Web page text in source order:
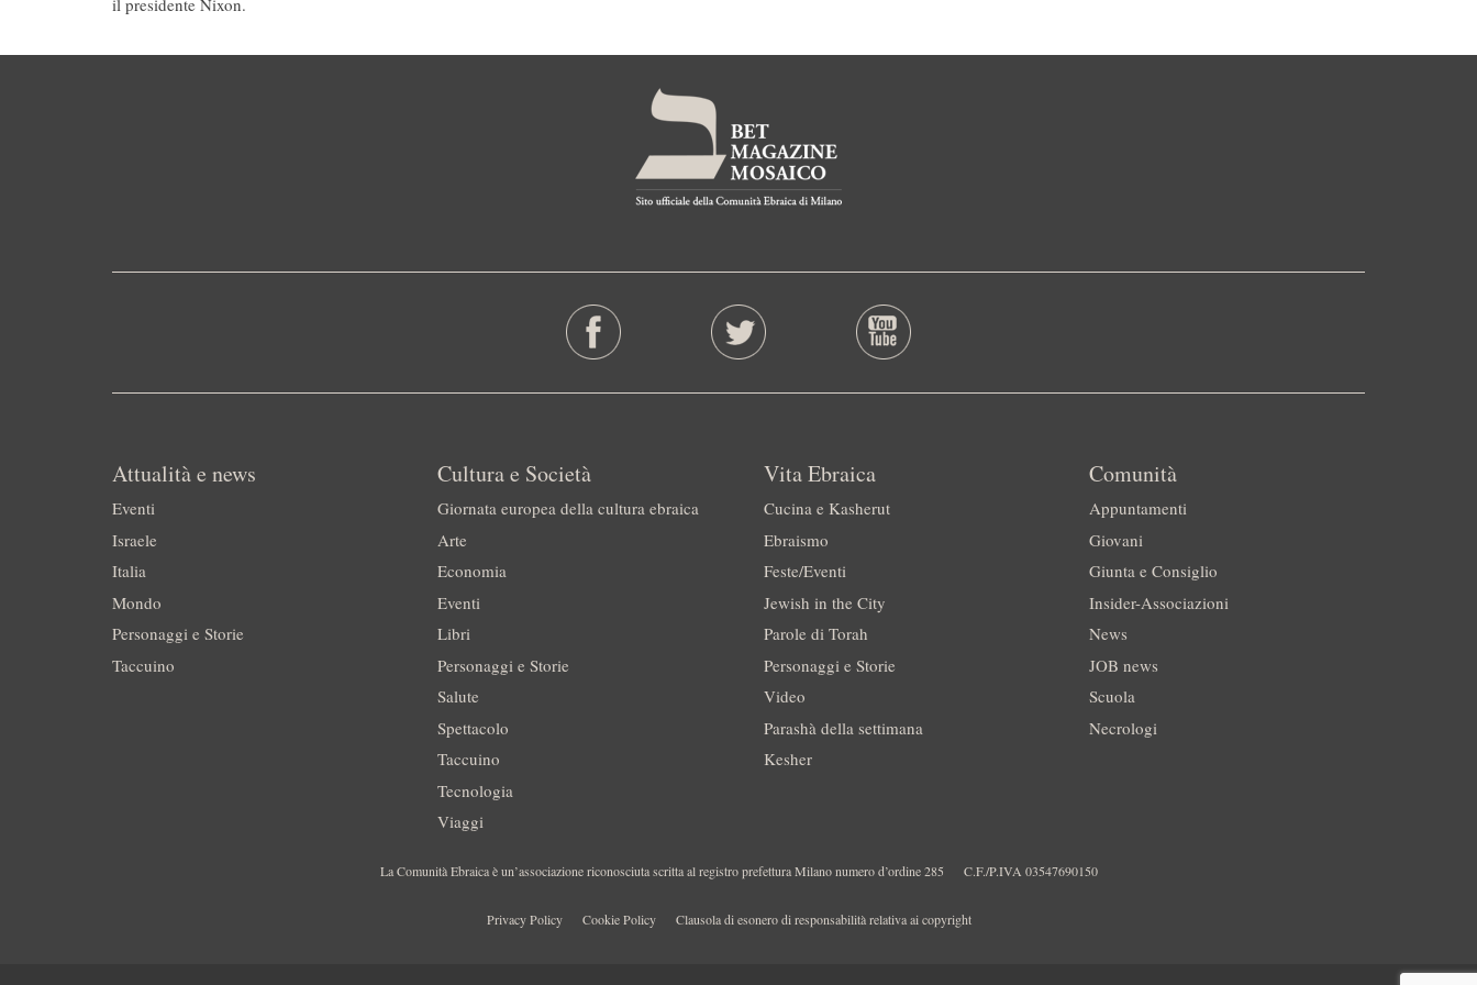
il presidente Nixon.
Attualità e news
Eventi
Israele
Italia
Mondo
Personaggi e Storie
Taccuino
Cultura e Società
Giornata europea della cultura ebraica
Arte
Economia
Eventi
Libri
Personaggi e Storie
Salute
Spettacolo
Taccuino
Tecnologia
Viaggi
Vita Ebraica
Cucina e Kasherut
Ebraismo
Feste/Eventi
Jewish in the City
Parole di Torah
Personaggi e Storie
Video
Parashà della settimana
Kesher
Comunità
Appuntamenti
Giovani
Giunta e Consiglio
Insider-Associazioni
News
JOB news
Scuola
Necrologi
La Comunità Ebraica è un’associazione riconosciuta scritta al registro prefettura Milano numero d’ordine 285 C.F./P.IVA 03547690150
Privacy Policy Cookie Policy Clausola di esonero di responsabilità relativa ai copyright